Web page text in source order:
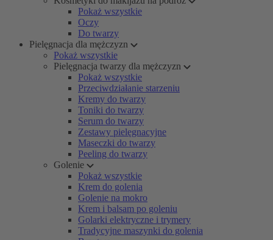
Pokaż wszystkie
Oczy
Do twarzy
Pielęgnacja dla mężczyzn
Pokaż wszystkie
Pielęgnacja twarzy dla mężczyzn
Pokaż wszystkie
Przeciwdziałanie starzeniu
Kremy do twarzy
Toniki do twarzy
Serum do twarzy
Zestawy pielęgnacyjne
Maseczki do twarzy
Peeling do twarzy
Golenie
Pokaż wszystkie
Krem do golenia
Golenie na mokro
Krem i balsam po goleniu
Golarki elektryczne i trymery
Tradycyjne maszynki do golenia